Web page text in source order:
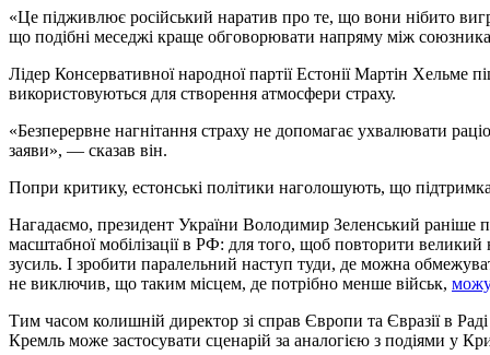
«Це підживлює російський наратив про те, що вони нібито
що подібні меседжі краще обговорювати напряму між
Лідер Консервативної народної партії Естонії Мартін Хельме
використовуються для створення атмосфери страху.
«Безперервне нагнітання страху не допомагає ухвалювати
заяви», — сказав він.
Попри критику, естонські політики наголошують, що
Нагадаємо, президент України Володимир Зеленський раніше
масштабної мобілізації в РФ: для того, щоб повторити
зусиль. І зробити паралельний наступ туди, де можна
не виключив, що таким місцем, де потрібно менше військ,
Тим часом колишній директор зі справ Європи та Євразії в
Кремль може застосувати сценарій за аналогією з подіями у